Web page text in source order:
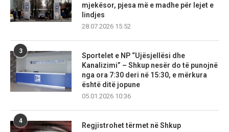
mjekësor, pjesa më e madhe për lejet e
lindjes
28.07.2026 15:52
3
Sportelet e NP “Ujësjellësi dhe
Kanalizimi” – Shkup nesër do të punojnë
nga ora 7:30 deri në 15:30, e mërkura
është ditë jopune
05.01.2026 10:36
4
Regjistrohet tërmet në Shkup